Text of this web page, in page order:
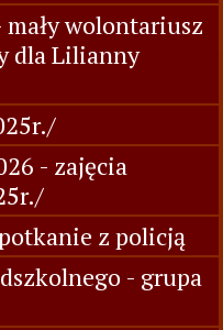
wolontariusz
dla Lilianny
- zajęcia
z policją
- grupa